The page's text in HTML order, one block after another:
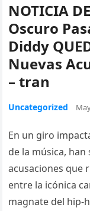
NOTICIA
Oscuro
Diddy
Nuevas
– tran
Uncategorized
En un giro
de la música,
acusaciones que
entre la icónica
magnate del hip-